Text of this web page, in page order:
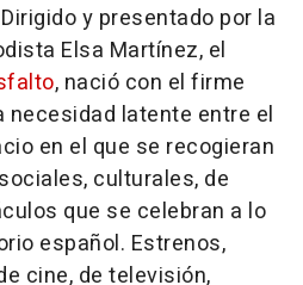
Dirigido y presentado por la
Elsa Martínez, el
, nació con el firme
necesidad latente entre el
en el que se recogieran
culturales, de
que se celebran a lo
español. Estrenos,
cine, de televisión,